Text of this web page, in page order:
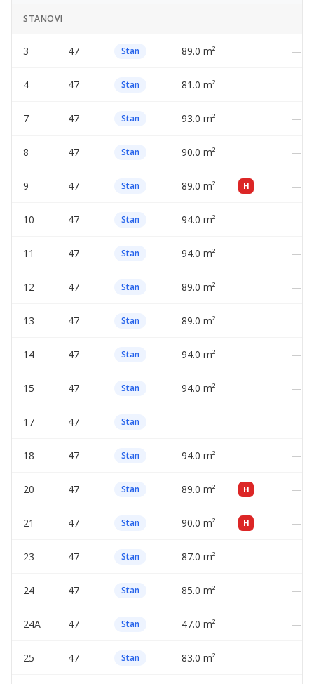
STANOVI
3 47 Stan 89.0 m² —
4 47 Stan 81.0 m² —
7 47 Stan 93.0 m² —
8 47 Stan 90.0 m² —
9 47 Stan 89.0 m² H —
10 47 Stan 94.0 m² —
11 47 Stan 94.0 m² —
12 47 Stan 89.0 m² —
13 47 Stan 89.0 m² —
14 47 Stan 94.0 m² —
15 47 Stan 94.0 m² —
17 47 Stan - —
18 47 Stan 94.0 m² —
20 47 Stan 89.0 m² H —
21 47 Stan 90.0 m² H —
23 47 Stan 87.0 m² —
24 47 Stan 85.0 m² —
24A 47 Stan 47.0 m² —
25 47 Stan 83.0 m² —